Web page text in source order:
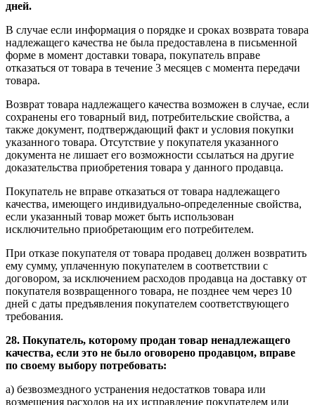
дней.
В случае если информация о порядке и сроках возврата товара
надлежащего качества не была предоставлена в письменной
форме в момент доставки товара, покупатель вправе
отказаться от товара в течение 3 месяцев с момента передачи
товара.
Возврат товара надлежащего качества возможен в случае, если
сохранены его товарный вид, потребительские свойства, а
также документ, подтверждающий факт и условия покупки
указанного товара. Отсутствие у покупателя указанного
документа не лишает его возможности ссылаться на другие
доказательства приобретения товара у данного продавца.
Покупатель не вправе отказаться от товара надлежащего
качества, имеющего индивидуально-определенные свойства,
если указанный товар может быть использован
исключительно приобретающим его потребителем.
При отказе покупателя от товара продавец должен возвратить
ему сумму, уплаченную покупателем в соответствии с
договором, за исключением расходов продавца на доставку от
покупателя возвращенного товара, не позднее чем через 10
дней с даты предъявления покупателем соответствующего
требования.
28. Покупатель, которому продан товар ненадлежащего
качества, если это не было оговорено продавцом, вправе
по своему выбору потребовать:
а) безвозмездного устранения недостатков товара или
возмещения расходов на их исправление покупателем или